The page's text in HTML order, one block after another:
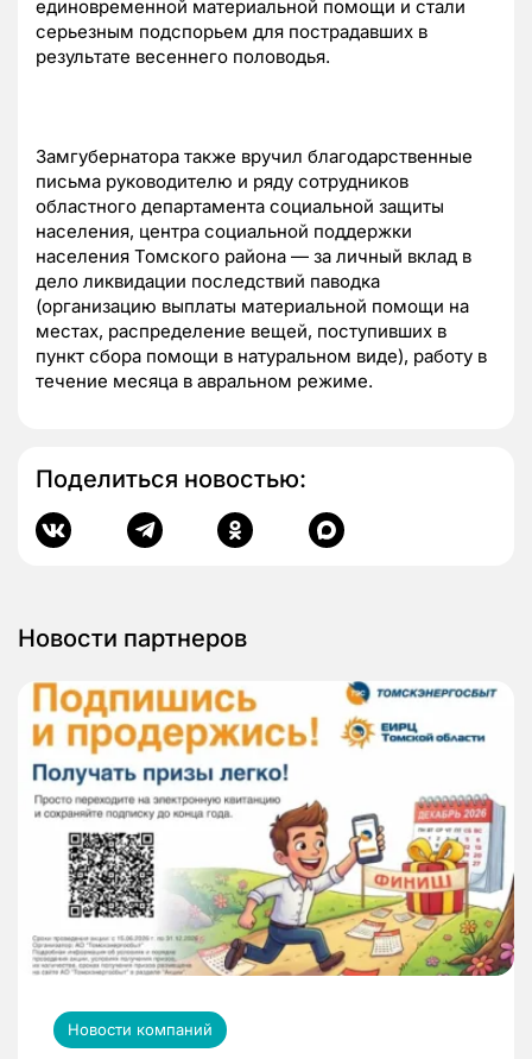
единовременной материальной помощи и стали
серьезным подспорьем для пострадавших в
результате весеннего половодья.
Замгубернатора также вручил благодарственные
письма руководителю и ряду сотрудников
областного департамента социальной защиты
населения, центра социальной поддержки
населения Томского района — за личный вклад в
дело ликвидации последствий паводка
(организацию выплаты материальной помощи на
местах, распределение вещей, поступивших в
пункт сбора помощи в натуральном виде), работу в
течение месяца в авральном режиме.
Поделиться новостью:
Новости партнеров
Новости компаний